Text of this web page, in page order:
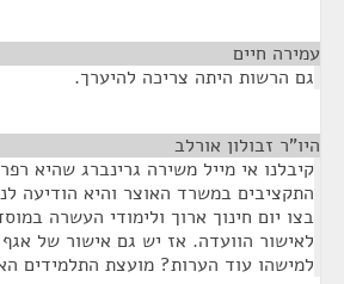
עמירה חיים
גם הרשות היתה צריכה להיערך.
היו"ר זבולון אורלב
קיבלנו אי מייל משירה גרינברג שהיא
התקציבים במשרד האוצר והיא הודיעה
בצו יום חינוך ארוך ולימודי העשרה
לאישור הוועדה. אז יש גם אישור של
למישהו עוד הערות? מועצת התלמידים